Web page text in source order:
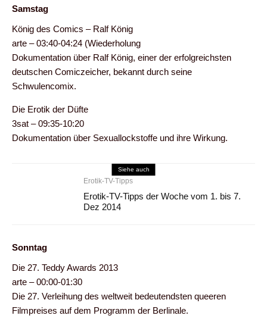
Samstag
König des Comics – Ralf König
arte – 03:40-04:24 (Wiederholung
Dokumentation über Ralf König, einer der erfolgreichsten
deutschen Comiczeicher, bekannt durch seine
Schwulencomix.
Die Erotik der Düfte
3sat – 09:35-10:20
Dokumentation über Sexuallockstoffe und ihre Wirkung.
Siehe auch
Erotik-TV-Tipps
Erotik-TV-Tipps der Woche vom 1. bis 7.
Dez 2014
Sonntag
Die 27. Teddy Awards 2013
arte – 00:00-01:30
Die 27. Verleihung des weltweit bedeutendsten queeren
Filmpreises auf dem Programm der Berlinale.